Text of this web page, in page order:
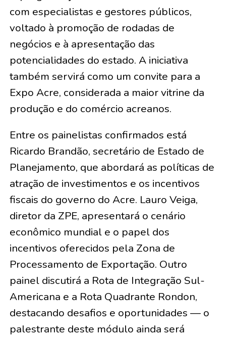
com especialistas e gestores públicos,
voltado à promoção de rodadas de
negócios e à apresentação das
potencialidades do estado. A iniciativa
também servirá como um convite para a
Expo Acre, considerada a maior vitrine da
produção e do comércio acreanos.
Entre os painelistas confirmados está
Ricardo Brandão, secretário de Estado de
Planejamento, que abordará as políticas de
atração de investimentos e os incentivos
fiscais do governo do Acre. Lauro Veiga,
diretor da ZPE, apresentará o cenário
econômico mundial e o papel dos
incentivos oferecidos pela Zona de
Processamento de Exportação. Outro
painel discutirá a Rota de Integração Sul-
Americana e a Rota Quadrante Rondon,
destacando desafios e oportunidades — o
palestrante deste módulo ainda será